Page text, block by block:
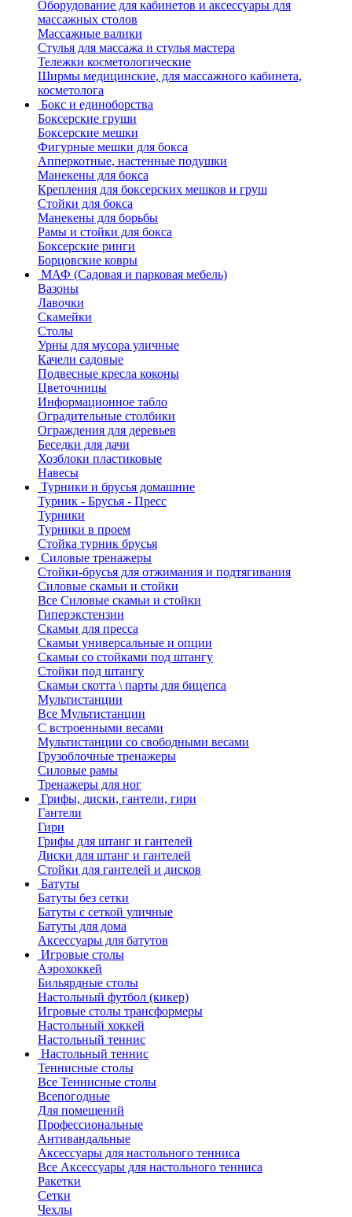
Оборудование для кабинетов и аксессуары для
массажных столов
Массажные валики
Стулья для массажа и стулья мастера
Тележки косметологические
Ширмы медицинские, для массажного кабинета,
косметолога
Бокс и единоборства
Боксерские груши
Боксерские мешки
Фигурные мешки для бокса
Апперкотные, настенные подушки
Манекены для бокса
Крепления для боксерских мешков и груш
Стойки для бокса
Манекены для борьбы
Рамы и стойки для бокса
Боксерские ринги
Борцовские ковры
МАФ (Садовая и парковая мебель)
Вазоны
Лавочки
Скамейки
Столы
Урны для мусора уличные
Качели садовые
Подвесные кресла коконы
Цветочницы
Информационное табло
Оградительные столбики
Ограждения для деревьев
Беседки для дачи
Хозблоки пластиковые
Навесы
Турники и брусья домашние
Турник - Брусья - Пресс
Турники
Турники в проем
Стойка турник брусья
Силовые тренажеры
Стойки-брусья для отжимания и подтягивания
Силовые скамьи и стойки
Все Силовые скамьи и стойки
Гиперэкстензии
Скамьи для пресса
Скамьи универсальные и опции
Скамьи со стойками под штангу
Стойки под штангу
Скамьи скотта \ парты для бицепса
Мультистанции
Все Мультистанции
С встроенными весами
Мультистанции со свободными весами
Грузоблочные тренажеры
Силовые рамы
Тренажеры для ног
Грифы, диски, гантели, гири
Гантели
Гири
Грифы для штанг и гантелей
Диски для штанг и гантелей
Стойки для гантелей и дисков
Батуты
Батуты без сетки
Батуты с сеткой уличные
Батуты для дома
Аксессуары для батутов
Игровые столы
Аэрохоккей
Бильярдные столы
Настольный футбол (кикер)
Игровые столы трансформеры
Настольный хоккей
Настольный теннис
Настольный теннис
Теннисные столы
Все Теннисные столы
Всепогодные
Для помещений
Профессиональные
Антивандальные
Аксессуары для настольного тенниса
Все Аксессуары для настольного тенниса
Ракетки
Сетки
Чехлы